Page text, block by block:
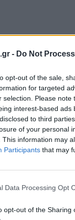
- Do Not
opt-out of the sale,
for targeted
selection. Please
interest-based
to third
of your personal
This information may
Participants that may
Data Processing Opt
opt-out of the Sharing
κενού
χωρίς
“σάκος”
όμως
την 5η
ο